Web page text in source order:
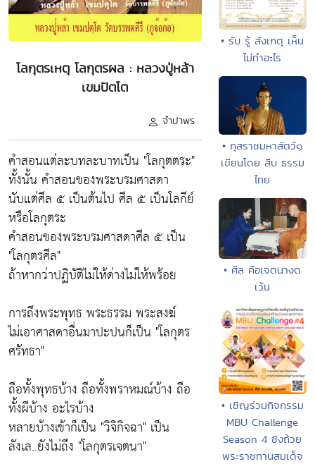
โลกุตรเหตุ โลกุตรผล : หลวงปู่หล้า
เขมปัตโต
จำปาพร
คำสอนแต่ละบทละบาทเป็น "โลกุตตระ"
ทั้งนั้น คำสอนของพระบรมศาสดา
นับแต่ศีล ๕ เป็นต้นไป ศีล ๕ เป็นโลกีย์
หรือโลกุตระ
คำสอนของพระบรมศาสดาศีล ๕ เป็น
"โลกุตรศีล"
ถ้าหากว่าปฏิบัติไม่ให้ด่างไม่ให้พร้อย
การถึงพระพุทธ พระธรรม พระสงฆ์
ไม่เอาศาสดาอื่นมาปะปนก็เป็น "โลกุตร
ศรัทธา"
ถือทั้งพุทธบ้าง ถือทั้งพราหมณ์บ้าง ถือ
ทั้งผีบ้าง อะไรบ้าง
หลายบ้างเข้าก็เป็น "วิจิกิจฉา" เป็น
ลังเล..ยังไม่ถึง "โลกุตรเจตนา"
• รับ รู้ สังเกตุ เห็น
ไม่ทำอะไร
• กุสราชมหาสัตว์๑
เขียนโดย สืบ ธรรม
ไทย
• ศีล คือเจตนางด
เว้น
• เชิญร่วมกิจกรรม
MBU Challenge
Season 4 ชิงถ้วย
พระราชทานสมเด็จ